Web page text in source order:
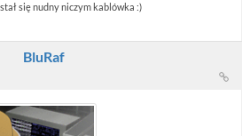
się nudny niczym kablówka :)
BluRaf